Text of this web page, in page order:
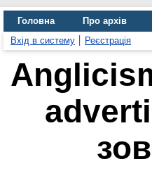
Головна Про архів
Вхід в систему
Реєстрація